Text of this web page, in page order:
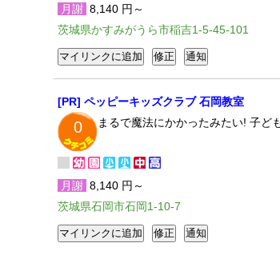
月謝 8,140 円～
茨城県かすみがうら市稲吉1-5-45-101
[PR] ペッピーキッズクラブ 石岡教室
0 まるで魔法にかかったみたい! 子ど
月謝 8,140 円～
茨城県石岡市石岡1-10-7